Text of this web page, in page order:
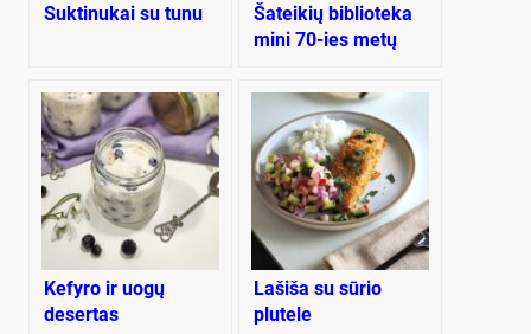
Suktinukai su tunu
Šateikių biblioteka
mini 70-ies metų
Kefyro ir uogų
desertas
Lašiša su sūrio
plutele